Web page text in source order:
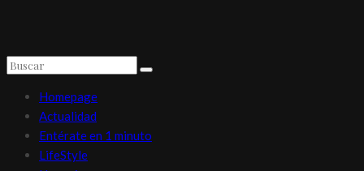
Homepage
Actualidad
Entérate en 1 minuto
LifeStyle